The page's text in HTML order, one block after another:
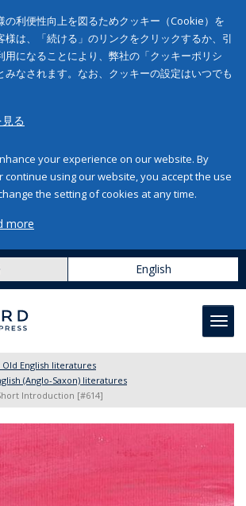
の利便性向上を図るためクッキー（Cookie）を
様は、「続ける」のリンクをクリックするか、引
用になることにより、弊社の「クッキーポリシ
みなされます。なお、クッキーの設定はいつでも
る
your experience on our website. By
continue using our website, you accept the use
the setting of cookies at any time.
more
English
Old English literatures
(Anglo-Saxon) literatures
Introduction [#614]